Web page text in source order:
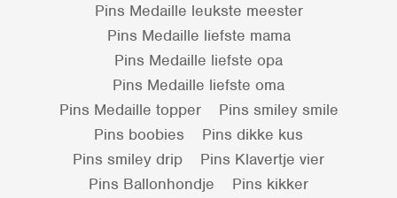
Pins Medaille leukste meester
Pins Medaille liefste mama
Pins Medaille liefste opa
Pins Medaille liefste oma
Pins Medaille topper
Pins smiley smile
Pins boobies
Pins dikke kus
Pins smiley drip
Pins Klavertje vier
Pins Ballonhondje
Pins kikker